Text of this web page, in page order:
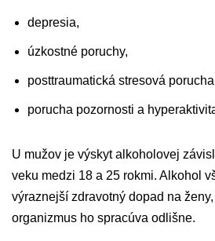
depresia,
úzkostné poruchy,
posttraumatická stresová
porucha pozornosti a
U mužov je výskyt alkoholovej
veku medzi 18 a 25 rokmi. Alkohol
výraznejší zdravotný dopad na
organizmus ho spracúva odlišne.